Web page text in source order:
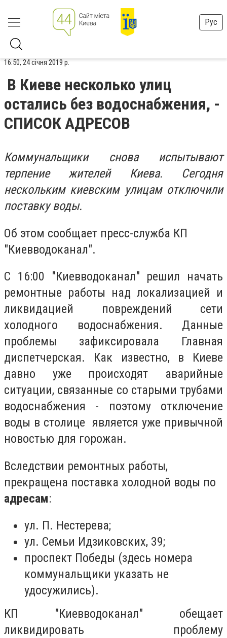
Рус
16:50, 24 січня 2019 р.
В Киеве несколько улиц
остались без водоснабжения, -
СПИСОК АДРЕСОВ
Коммунальщики снова испытывают
терпение жителей Киева. Сегодня
нескольким киевским улицам отключили
поставку воды.
Об этом сообщает пресс-служба КП
"Киевводоканал".
С 16:00 "Киевводоканал" решил начать
ремонтные работы над локализацией и
ликвидацией повреждений сети
холодного водоснабжения. Данные
проблемы зафиксировала Главная
диспетчерская. Как известно, в Киеве
давно уже происходят аварийные
ситуации, связанные со старыми трубами
водоснабжения - поэтому отключение
воды в столице является уже привычной
новостью для горожан.
Вследствии ремонтных работы,
прекращена поставка холодной воды по
адресам:
ул. П. Нестерева;
ул. Семьи Идзиковских, 39;
проспект Победы (здесь номера
коммунальщики указать не
удосужились).
КП "Киевводоканал" обещает
ликвидировать проблему